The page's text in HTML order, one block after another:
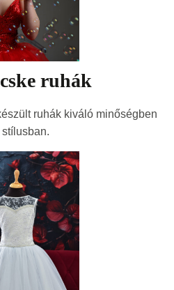
ruhák
ruhák kiváló minőségben
stílusban.